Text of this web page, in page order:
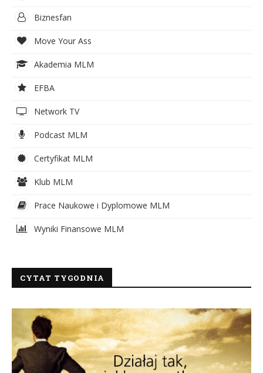
Biznesfan
Move Your Ass
Akademia MLM
EFBA
Network TV
Podcast MLM
Certyfikat MLM
Klub MLM
Prace Naukowe i Dyplomowe MLM
Wyniki Finansowe MLM
CYTAT TYGODNIA